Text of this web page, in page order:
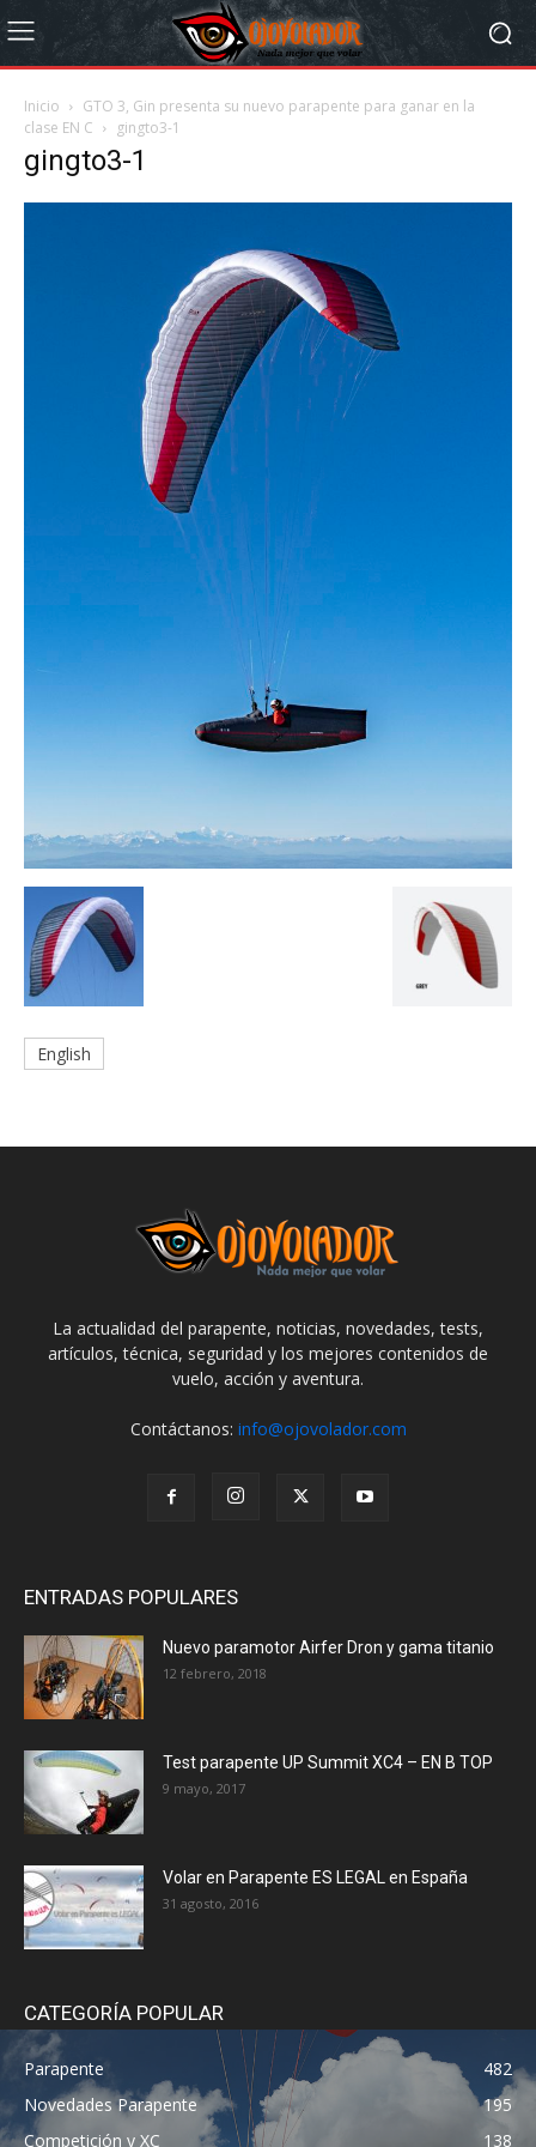
Inicio
GTO 3, Gin presenta su nuevo parapente para ganar en la
clase EN C
gingto3-1
gingto3-1
English
La actualidad del parapente, noticias, novedades, tests,
artículos, técnica, seguridad y los mejores contenidos de
vuelo, acción y aventura.
Contáctanos: info@ojovolador.com
ENTRADAS POPULARES
Nuevo paramotor Airfer Dron y gama titanio
12 febrero, 2018
Test parapente UP Summit XC4 – EN B TOP
9 mayo, 2017
Volar en Parapente ES LEGAL en España
31 agosto, 2016
CATEGORÍA POPULAR
Parapente
482
Novedades Parapente
195
Competición y XC
138